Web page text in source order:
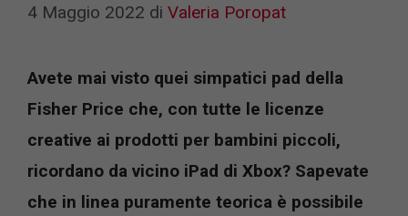
4 Maggio 2022 di Valeria Poropat
Avete mai visto quei simpatici pad della
Fisher Price che, con tutte le licenze
creative ai prodotti per bambini piccoli,
ricordano da vicino iPad di Xbox? Sapevate
che in linea puramente teorica è possibile